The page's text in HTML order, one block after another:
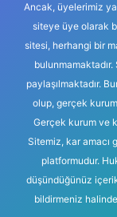
Ancak, üyelerimiz
siteye üye olarak
sitesi, herhangi bir
bulunmamaktadır.
paylaşılmaktadır.
olup, gerçek
Gerçek kurum ve
Sitemiz, kar amacı
platformudur.
düşündüğünüz
bildirmeniz